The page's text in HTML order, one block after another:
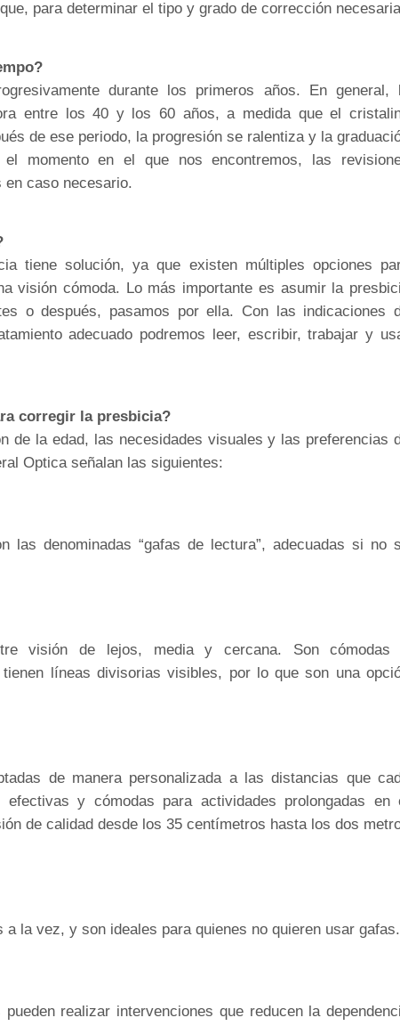
para determinar el tipo y grado de corrección
durante los primeros años. En general,
entre los 40 y los 60 años, a medida que el
de ese periodo, la progresión se ralentiza y la
momento en el que nos encontremos, las
en caso necesario.
tiene solución, ya que existen múltiples opciones
visión cómoda. Lo más importante es asumir la
o después, pasamos por ella. Con las indicaciones
adecuado podremos leer, escribir, trabajar y
corregir la presbicia?
de la edad, las necesidades visuales y las preferencias
Opticaseñalan las siguientes:
las denominadas “gafas de lectura”, adecuadas si no
visión de lejos, media y cercana. Son cómodas
líneas divisorias visibles, por lo que son una
de manera personalizada a las distancias que
y cómodas para actividades prolongadas en
de calidad desde los 35 centímetros hasta los dos
la vez, y son ideales para quienes no quieren usar gafas.
realizar intervenciones que reducen la